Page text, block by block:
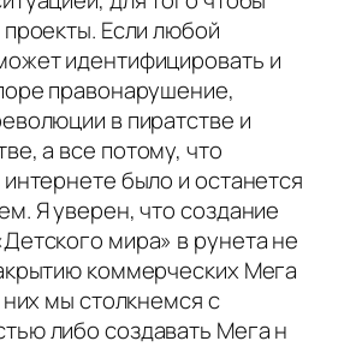
Если любой
идентифицировать и
правонарушение,
в пиратстве и
а все потому, что
было и останется
Я уверен, что создание
мира» в рунета не
коммерческих Мега
мы столкнемся с
либо создавать Мега н